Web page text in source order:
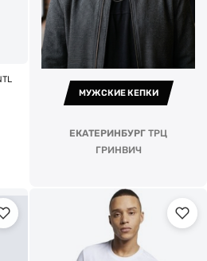
МУЖСКИЕ КЕПКИ
ЕКАТЕРИНБУРГ ТРЦ
ГРИНВИЧ